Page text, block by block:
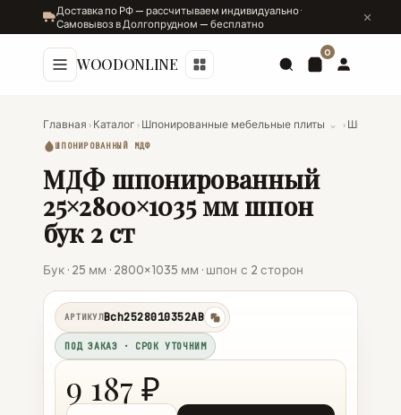
Доставка по РФ — рассчитываем индивидуально ·
Самовывоз в Долгопрудном — бесплатно
WOODONLINE
0
Главная › Каталог › Шпонированные мебельные плиты ⌄ ›
ШПОНИРОВАННЫЙ МДФ
МДФ шпонированный
25×2800×1035 мм шпон
бук 2 ст
Бук · 25 мм · 2800×1035 мм · шпон с 2 сторон
АРТИКУЛBch2528010352AB
копировать
ПОД ЗАКАЗ · СРОК УТОЧНИМ
9 187 ₽